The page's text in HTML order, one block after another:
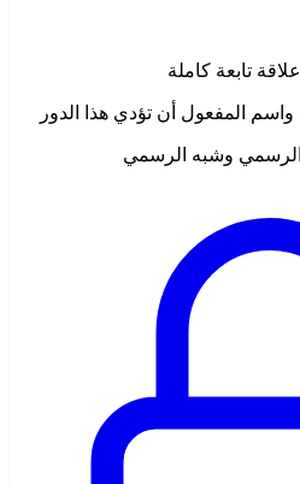
تابعة كاملة
المفعول أن تؤدي هذا الدور
وشبه الرسمي